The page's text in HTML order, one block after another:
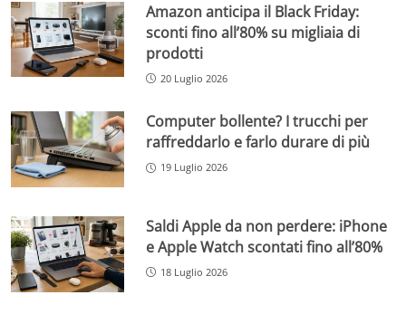
Amazon anticipa il Black Friday:
sconti fino all’80% su migliaia di
prodotti
20 Luglio 2026
Computer bollente? I trucchi per
raffreddarlo e farlo durare di più
19 Luglio 2026
Saldi Apple da non perdere: iPhone
e Apple Watch scontati fino all’80%
18 Luglio 2026